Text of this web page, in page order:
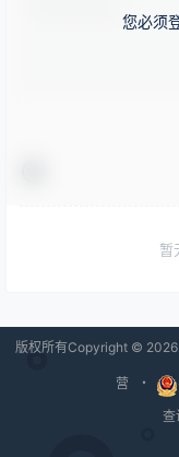
您必须
暂
版权所有Copyright © 2026
营 ・
查